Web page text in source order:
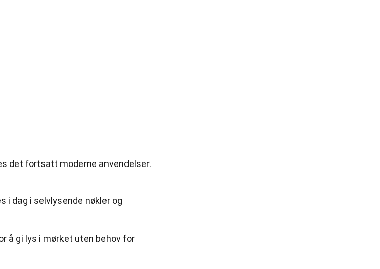
det fortsatt moderne anvendelser.
i dag i selvlysende nøkler og
å gi lys i mørket uten behov for